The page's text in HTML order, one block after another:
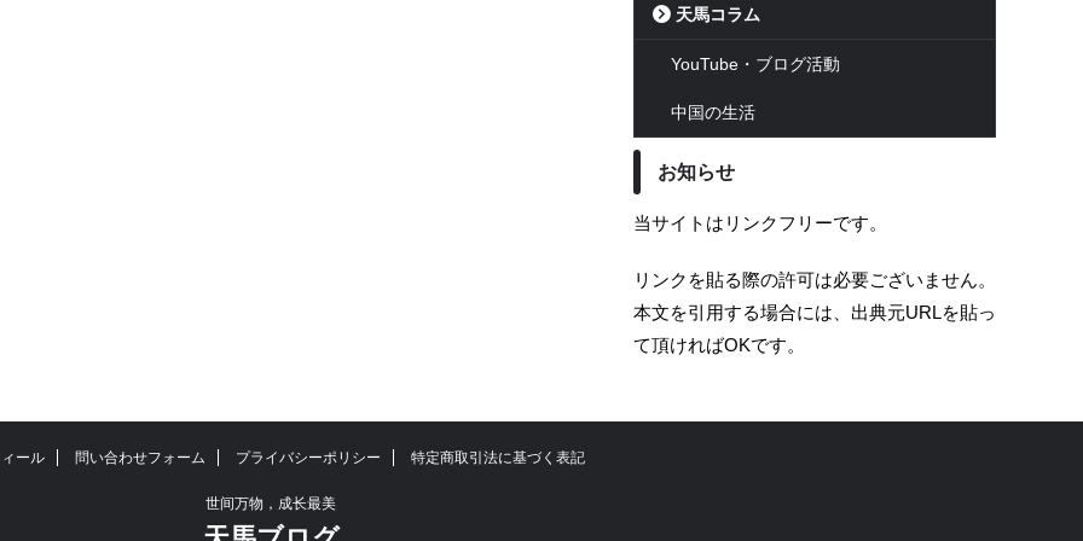
天馬コラム
YouTube・ブログ活動
中国の生活
お知らせ
当サイトはリンクフリーです。
リンクを貼る際の許可は必要ございません。
本文を引用する場合には、出典元URLを貼っ
て頂ければOKです。
ール 問い合わせフォーム プライバシーポリシー 特定商取引法に基づく表記
世间万物，成长最美